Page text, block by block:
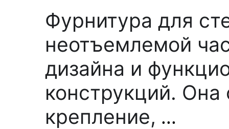
Фурнитура для
неотъемлемой
дизайна и
конструкций.
крепление, ...